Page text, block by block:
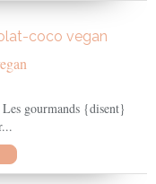
coco vegan
Les gourmands {disent}